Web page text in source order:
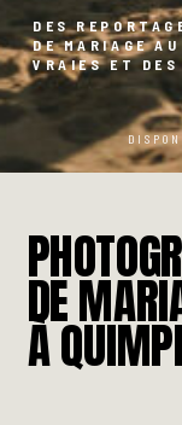
DES
DE MARIAGE
VRAIES ET
DE
À